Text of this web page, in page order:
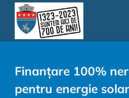
content
Finanțare 100%
pentru energie